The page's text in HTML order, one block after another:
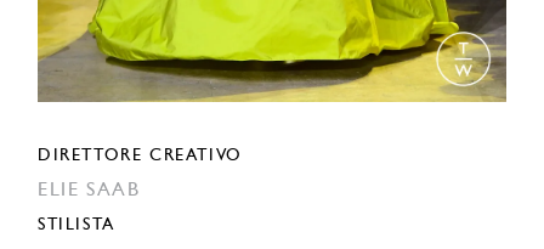
DIRETTORE CREATIVO
ELIE SAAB
STILISTA